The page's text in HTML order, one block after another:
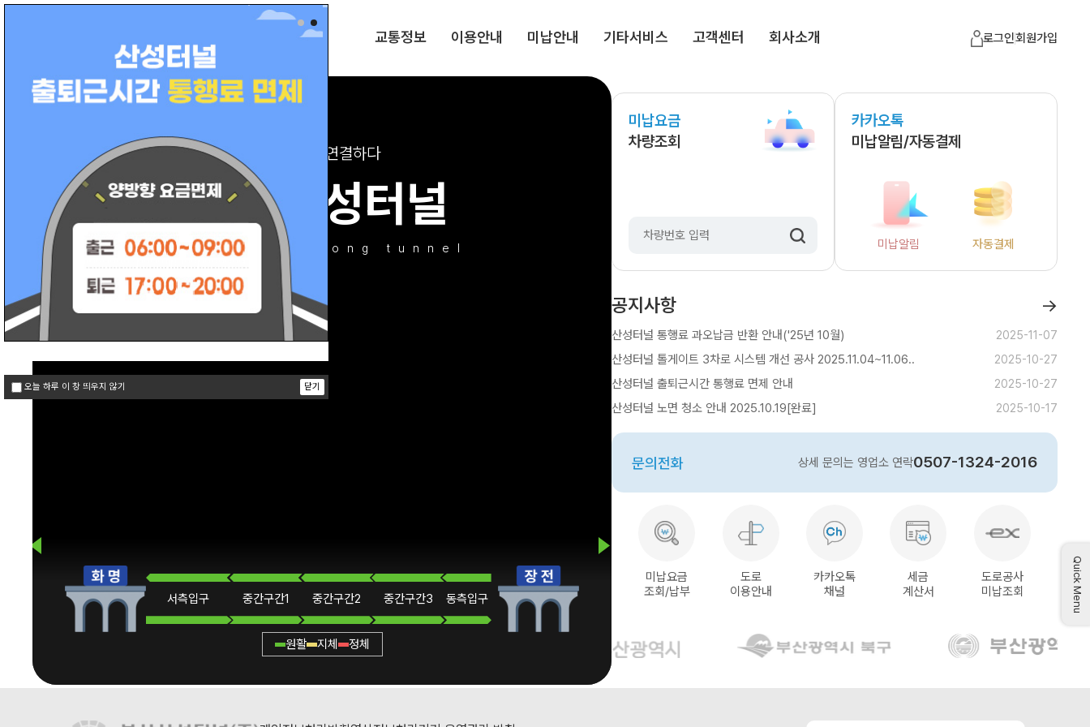
교통정보 이용안내 미납안내 기타서비스 고객센터 회사소개 로그인회원가입
오늘 하루 이 창 띄우지 않기 닫기
서를 연결하다
부산산성터널
busan sanseong tunnel
서측입구 중간구간1 중간구간2 중간구간3 동측입구
원활 지체 정체
미납요금
차량조회
카카오톡
미납알림/자동결제
미납알림 자동결제
공지사항 →
산성터널 통행료 과오납금 반환 안내('25년 10월) 2025-11-07
산성터널 톨게이트 3차로 시스템 개선 공사 2025.11.04~11.06.. 2025-10-27
산성터널 출퇴근시간 통행료 면제 안내 2025-10-27
산성터널 노면 청소 안내 2025.10.19[완료] 2025-10-17
문의전화 상세 문의는 영업소 연락0507-1324-2016
미납요금
조회/납부
도로
이용안내
카카오톡
채널
세금
계산서
도로공사
미납조회
Quick Menu